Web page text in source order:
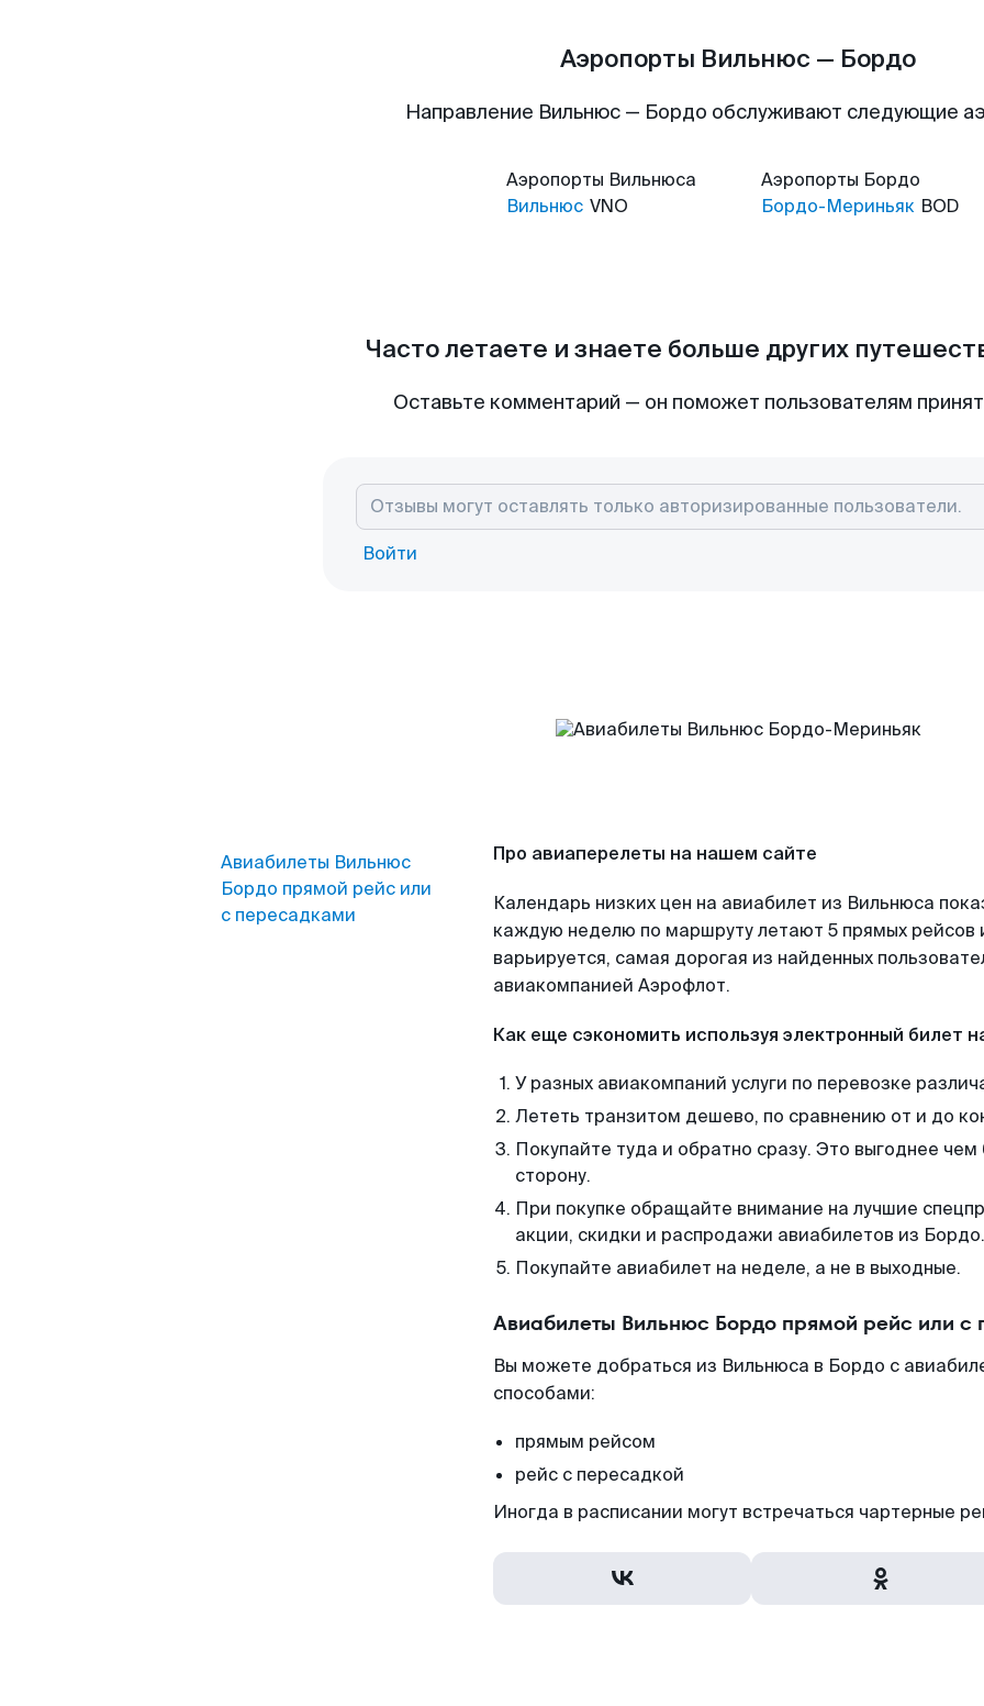
Аэропорты Вильнюс — Бордо
Направление Вильнюс — Бордо обслуживают следующие
Аэропорты Вильнюса
Вильнюс VNO
Аэропорты Бордо
Бордо-Мериньяк BOD
Часто летаете и знаете больше других
Оставьте комментарий — он поможет пользователям
Войти
Авиабилеты Вильнюс
Бордо прямой рейс или
с пересадками
Про авиаперелеты на нашем сайте
Календарь низких цен на авиабилет из Вильнюса
каждую неделю по маршруту летают 5 прямых рейсов
варьируется, самая дорогая из найденных
авиакомпанией Аэрофлот.
Как еще сэкономить используя электронный билет
У разных авиакомпаний услуги по перевозке
Лететь транзитом дешево, по сравнению от и до
Покупайте туда и обратно сразу. Это выгоднее
сторону.
При покупке обращайте внимание на лучшие
акции, скидки и распродажи авиабилетов из Бордо.
Покупайте авиабилет на неделе, а не в выходные.
Авиабилеты Вильнюс Бордо прямой рейс или с
Вы можете добраться из Вильнюса в Бордо с
способами:
прямым рейсом
рейс с пересадкой
Иногда в расписании могут встречаться чартерные